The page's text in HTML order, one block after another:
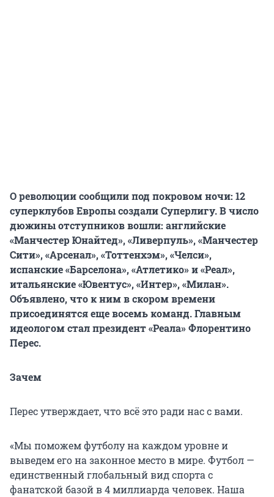
О революции сообщили под покровом ночи: 12
суперклубов Европы создали Суперлигу. В число
дюжины отступников вошли: английские
«Манчестер Юнайтед», «Ливерпуль», «Манчестер
Сити», «Арсенал», «Тоттенхэм», «Челси»,
испанские «Барселона», «Атлетико» и «Реал»,
итальянские «Ювентус», «Интер», «Милан».
Объявлено, что к ним в скором времени
присоединятся еще восемь команд. Главным
идеологом стал президент «Реала» Флорентино
Перес.
Зачем
Перес утверждает, что всё это ради нас с вами.
«Мы поможем футболу на каждом уровне и
выведем его на законное место в мире. Футбол —
единственный глобальный вид спорта с
фанатской базой в 4 миллиарда человек. Наша